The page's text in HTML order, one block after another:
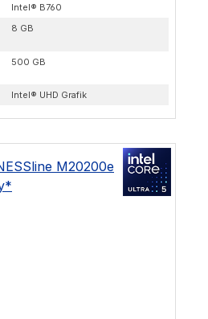
Intel® B760
8 GB
500 GB
Intel® UHD Grafik